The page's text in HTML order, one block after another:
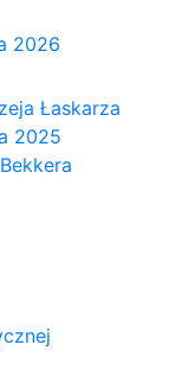
2026
Łaskarza
2025